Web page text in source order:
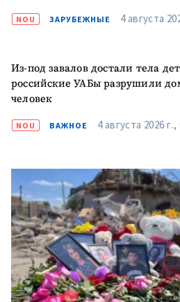
NOU ЗАРУБЕЖНЫЕ 4 августа
Из-под завалов достали тела
российские УАБы разрушили
человек
NOU ВАЖНОЕ 4 августа 2026 г.,